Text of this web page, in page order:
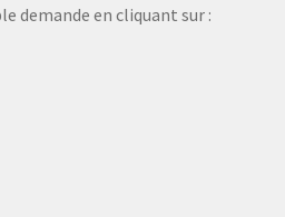
demande en cliquant sur :